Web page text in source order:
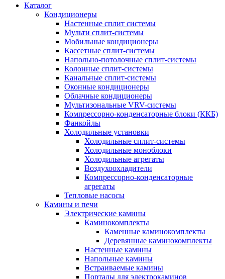
Каталог
Кондиционеры
Настенные сплит системы
Мульти сплит-системы
Мобильные кондиционеры
Кассетные сплит-системы
Напольно-потолочные сплит-системы
Колонные сплит-системы
Канальные сплит-системы
Оконные кондиционеры
Облачные кондиционеры
Мультизональные VRV-системы
Компрессорно-конденсаторные блоки (ККБ)
Фанкойлы
Холодильные установки
Холодильные сплит-системы
Холодильные моноблоки
Холодильные агрегаты
Воздухоохладители
Компрессорно-конденсаторные
агрегаты
Тепловые насосы
Камины и печи
Электрические камины
Каминокомплекты
Каменные каминокомплекты
Деревянные каминокомплекты
Настенные камины
Напольные камины
Встраиваемые камины
Порталы для электрокаминов